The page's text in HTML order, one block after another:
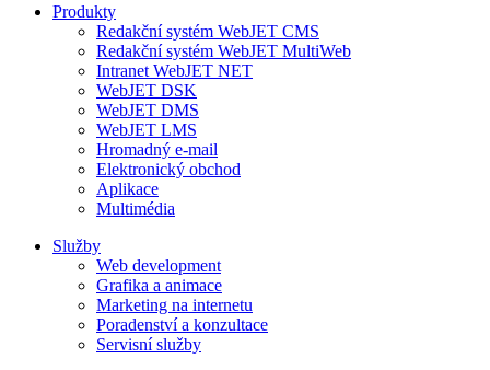
Produkty
Redakční systém WebJET CMS
Redakční systém WebJET MultiWeb
Intranet WebJET NET
WebJET DSK
WebJET DMS
WebJET LMS
Hromadný e-mail
Elektronický obchod
Aplikace
Multimédia
Služby
Web development
Grafika a animace
Marketing na internetu
Poradenství a konzultace
Servisní služby